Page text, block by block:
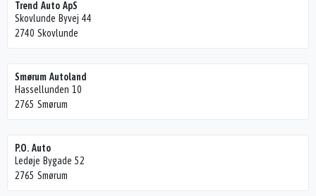
Trend Auto ApS
Skovlunde Byvej 44
2740 Skovlunde
Smørum Autoland
Hassellunden 10
2765 Smørum
P.O. Auto
Ledøje Bygade 52
2765 Smørum